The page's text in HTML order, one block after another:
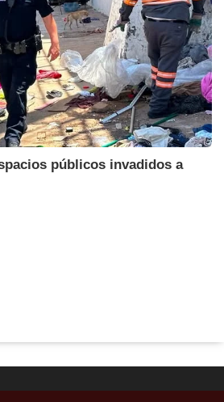
públicos invadidos a